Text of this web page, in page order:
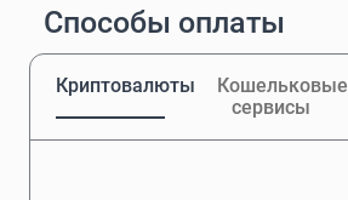
Способы оплаты
Криптовалюты
Кошельковые
сервисы